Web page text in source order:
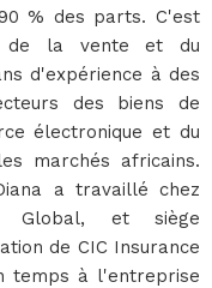
% des parts. C'est
de la vente et du
d'expérience à des
des biens de
électronique et du
marchés africains.
a travaillé chez
Global, et siège
de CIC Insurance
temps à l'entreprise